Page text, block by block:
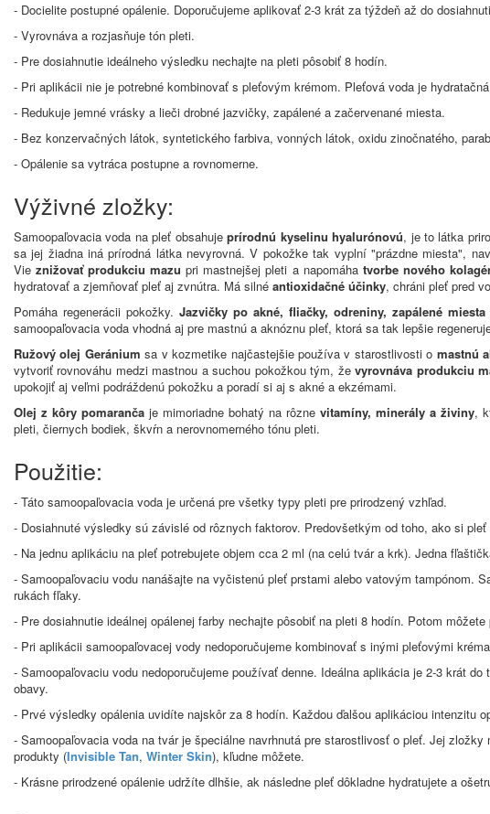
- Docielite postupné opálenie. Doporučujeme aplikovať 2-3 krát za týždeň až do
- Vyrovnáva a rozjasňuje tón pleti.
- Pre dosiahnutie ideálneho výsledku nechajte na pleti pôsobiť 8 hodín.
- Pri aplikácii nie je potrebné kombinovať s pleťovým krémom. Pleťová voda je
- Redukuje jemné vrásky a lieči drobné jazvičky, zapálené a začervenané miesta.
- Bez konzervačných látok, syntetického farbiva, vonných látok, oxidu zinočnatého,
- Opálenie sa vytráca postupne a rovnomerne.
Výživné zložky:
Samoopaľovacia voda na pleť obsahujeprírodnú kyselinu hyalurónovú, je to látka
sa jej žiadna iná prírodná látka nevyrovná. V pokožke tak vyplní "prázdne miesta",
Vieznižovať produkciu mazu pri mastnejšej pleti a napomáha tvorbe nového
hydratovať a zjemňovať pleť aj zvnútra. Má silné antioxidačné účinky, chráni pleť pred
Pomáha regenerácii pokožky. Jazvičky po akné, fliačky, odreniny, zapálené miesta
samoopaľovacia voda vhodná aj pre mastnú a aknóznu pleť, ktorá sa tak lepšie
Ružový olej Geránium sa v kozmetike najčastejšie používa v starostlivosti o mastnú
vytvoriť rovnováhu medzi mastnou a suchou pokožkou tým, ževyrovnáva produkciu
upokojiť aj veľmi podráždenú pokožku a poradí si aj s akné a ekzémami.
Olej z kôry pomaranča je mimoriadne bohatý na rôzne vitamíny, minerály a živiny,
pleti, čiernych bodiek, škvŕn a nerovnomerného tónu pleti.
Použitie:
- Táto samoopaľovacia voda je určená pre všetky typy pleti pre prirodzený vzhľad.
- Dosiahnuté výsledky sú závislé od rôznych faktorov. Predovšetkým od toho, ako si
- Na jednu aplikáciu na pleť potrebujete objem cca 2 ml (na celú tvár a krk). Jedna
- Samoopaľovaciu vodu nanášajte na vyčistenú pleť prstami alebo vatovým
rukách fľaky.
- Pre dosiahnutie ideálnej opálenej farby nechajte pôsobiť na pleti 8 hodín. Potom
- Pri aplikácii samoopaľovacej vody nedoporučujeme kombinovať s inými pleťovými
- Samoopaľovaciu vodu nedoporučujeme používať denne. Ideálna aplikácia je 2-3 krát
obavy.
- Prvé výsledky opálenia uvidíte najskôr za 8 hodín. Každou ďalšou aplikáciou intenzitu
- Samoopaľovacia voda na tvár je špeciálne navrhnutá pre starostlivosť o pleť. Jej
produkty (Invisible Tan, Winter Skin), kľudne môžete.
- Krásne prirodzené opálenie udržíte dlhšie, ak následne pleť dôkladne hydratujete a